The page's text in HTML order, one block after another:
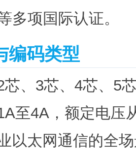
多项国际认证。
编码类型
、3芯、4芯、5
至4A，额定电压
以太网通信的全